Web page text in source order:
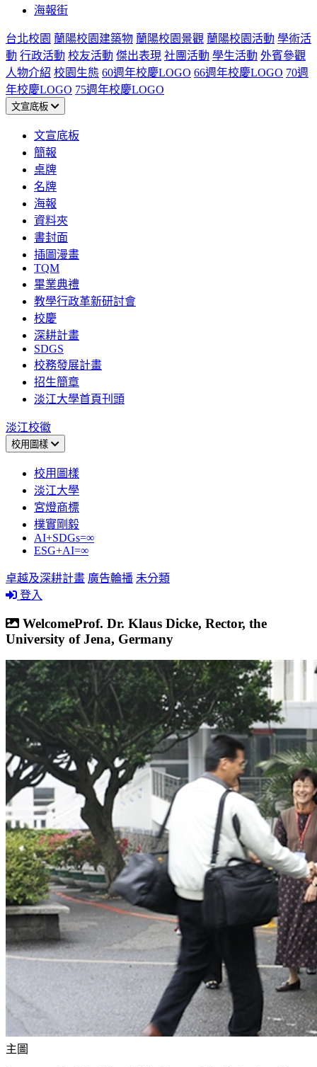
海報街
台北校園 蘭陽校園建築物 蘭陽校園景觀 蘭陽校園活動 學術活
動 行政活動 校友活動 傑出表現 社團活動 學生活動 外賓參觀
人物介紹 校園生態 60週年校慶LOGO 66週年校慶LOGO 70週
年校慶LOGO 75週年校慶LOGO
文宣底板
文宣底板
簡報
桌牌
名牌
海報
資料夾
書封面
插圖漫畫
TQM
畢業典禮
教學行政革新研討會
校慶
深耕計畫
SDGS
校務發展計畫
招生簡章
淡江大學首頁刊頭
淡江校徽
校用圖樣
校用圖樣
淡江大學
宮燈商標
樸實剛毅
AI+SDGs=∞
ESG+AI=∞
卓越及深耕計畫 廣告輪播 未分類
登入
WelcomeProf. Dr. Klaus Dicke, Rector, the
University of Jena, Germany
主圖